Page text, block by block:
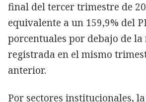
final del tercer trimestre de
equivalente a un 159,9% del
porcentuales por debajo de
registrada en el mismo
anterior.
Por sectores institucionales,